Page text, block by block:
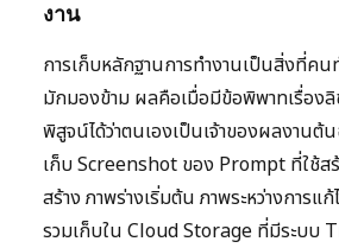
งาน
การเก็บหลักฐานการทำงานเป็นสิ่งที่คน
มักมองข้าม ผลคือเมื่อมีข้อพิพาทเรื่องลิ
พิสูจน์ได้ว่าตนเองเป็นเจ้าของผลงานต้
เก็บ Screenshot ของ Prompt ที่ใช้สร้
สร้าง ภาพร่างเริ่มต้น ภาพระหว่างการแ
รวมเก็บใน Cloud Storage ที่มีระบบ